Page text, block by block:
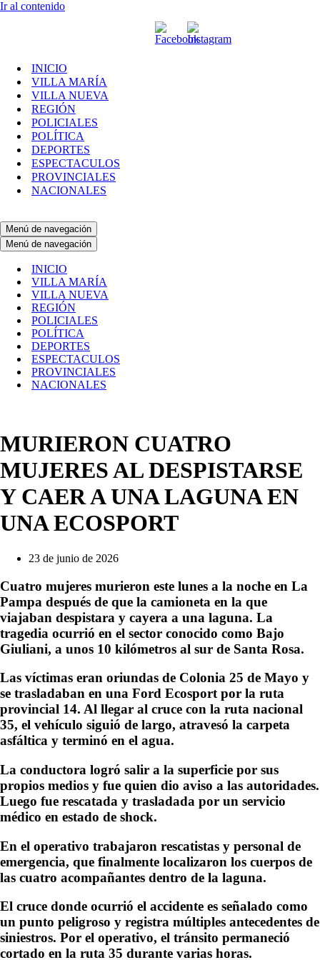
Ir al contenido
INICIO
VILLA MARÍA
VILLA NUEVA
REGIÓN
POLICIALES
POLÍTICA
DEPORTES
ESPECTACULOS
PROVINCIALES
NACIONALES
Menú de navegación
Menú de navegación
INICIO
VILLA MARÍA
VILLA NUEVA
REGIÓN
POLICIALES
POLÍTICA
DEPORTES
ESPECTACULOS
PROVINCIALES
NACIONALES
MURIERON CUATRO
MUJERES AL DESPISTARSE
Y CAER A UNA LAGUNA EN
UNA ECOSPORT
23 de junio de 2026
Cuatro mujeres murieron este lunes a la noche en La
Pampa después de que la camioneta en la que
viajaban despistara y cayera a una laguna. La
tragedia ocurrió en el sector conocido como Bajo
Giuliani, a unos 10 kilómetros al sur de Santa Rosa.
Las víctimas eran oriundas de Colonia 25 de Mayo y
se trasladaban en una Ford Ecosport por la ruta
provincial 14. Al llegar al cruce con la ruta nacional
35, el vehículo siguió de largo, atravesó la carpeta
asfáltica y terminó en el agua.
La conductora logró salir a la superficie por sus
propios medios y fue quien dio aviso a las autoridades.
Luego fue rescatada y trasladada por un servicio
médico en estado de shock.
En el operativo trabajaron rescatistas y personal de
emergencia, que finalmente localizaron los cuerpos de
las cuatro acompañantes dentro de la laguna.
El cruce donde ocurrió el accidente es señalado como
un punto peligroso y registra múltiples antecedentes de
siniestros. Por el operativo, el tránsito permaneció
cortado en la ruta 35 durante varias horas.